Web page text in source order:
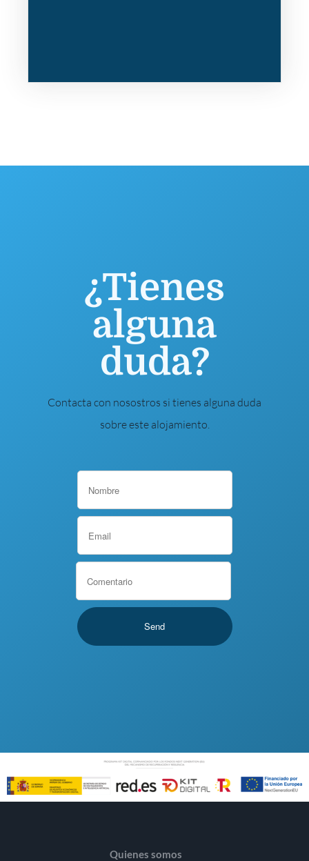
¿Tienes
alguna
duda?
Contacta con nosostros si tienes alguna duda
sobre este alojamiento.
Quienes somos